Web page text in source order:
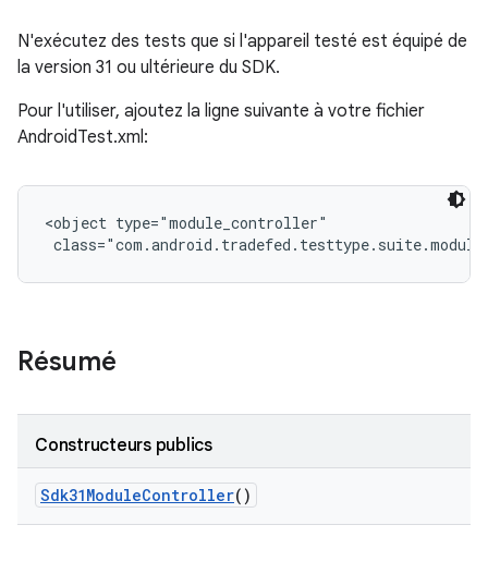
N'exécutez des tests que si l'appareil testé est équipé de
la version 31 ou ultérieure du SDK.
Pour l'utiliser, ajoutez la ligne suivante à votre fichier
AndroidTest.xml:
<object type="module_controller"
Résumé
Constructeurs publics
Sdk31ModuleController()